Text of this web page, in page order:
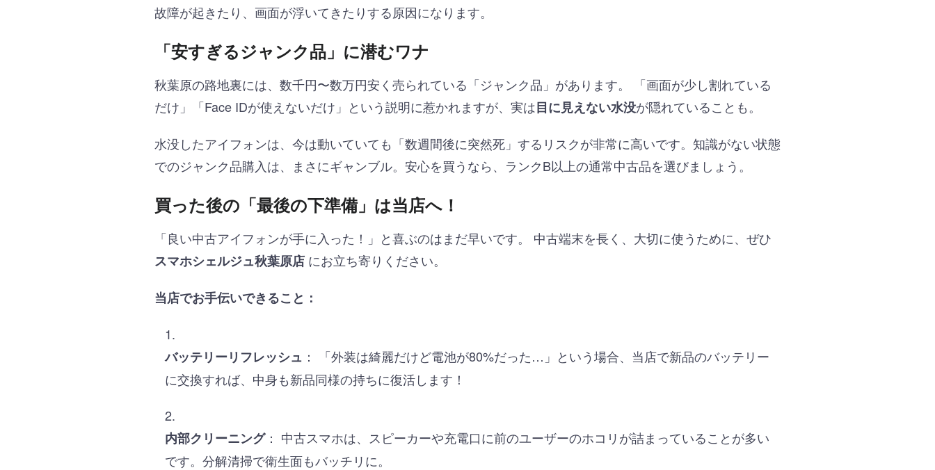
故障が起きたり、画面が浮いてきたりする原因になります。
「安すぎるジャンク品」に潜むワナ
秋葉原の路地裏には、数千円〜数万円安く売られている「ジャンク品」があります。 「画面が少し割れている
だけ」「Face IDが使えないだけ」という説明に惹かれますが、実は目に見えない水没が隠れていることも。
水没したアイフォンは、今は動いていても「数週間後に突然死」するリスクが非常に高いです。知識がない状態
でのジャンク品購入は、まさにギャンブル。安心を買うなら、ランクB以上の通常中古品を選びましょう。
買った後の「最後の下準備」は当店へ！
「良い中古アイフォンが手に入った！」と喜ぶのはまだ早いです。 中古端末を長く、大切に使うために、ぜひ
スマホシェルジュ秋葉原店 にお立ち寄りください。
当店でお手伝いできること：
バッテリーリフレッシュ ： 「外装は綺麗だけど電池が80%だった…」という場合、当店で新品のバッテリー
に交換すれば、中身も新品同様の持ちに復活します！
内部クリーニング： 中古スマホは、スピーカーや充電口に前のユーザーのホコリが詰まっていることが多い
です。分解清掃で衛生面もバッチリに。